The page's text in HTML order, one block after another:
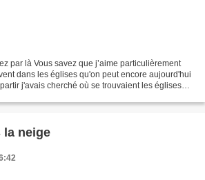
par là Vous savez que j’aime particulièrement
dans les églises qu'on peut encore aujourd'hui
j'avais cherché où se trouvaient les églises
la neige